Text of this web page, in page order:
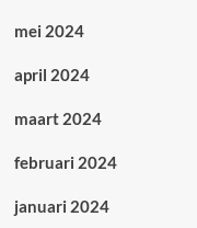
mei 2024
april 2024
maart 2024
februari 2024
januari 2024